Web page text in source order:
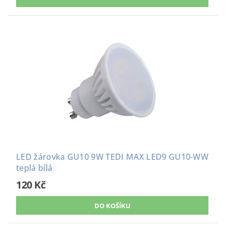
LED žárovka GU10 9W TEDI MAX LED9 GU10-WW
teplá bílá
120 Kč